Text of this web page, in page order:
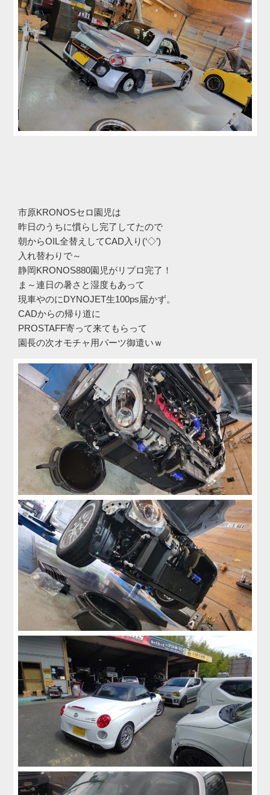
市原KRONOSセロ園児は
昨日のうちに慣らし完了してたので
朝からOIL全替えしてCAD入り(‘◇’)ゞ
入れ替わりで～
静岡KRONOS880園児がリプロ完了！
ま～連日の暑さと湿度もあって
現車やのにDYNOJET生100ps届かず。
CADからの帰り道に
PROSTAFF寄って来てもらって
園長の次オモチャ用パーツ御遣いｗ